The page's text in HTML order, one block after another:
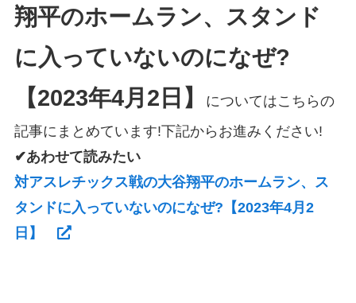
翔平のホームラン、スタンド
に入っていないのになぜ?
【2023年4月2日】
についてはこちらの
記事にまとめています!下記からお進みください!
✔あわせて読みたい
対アスレチックス戦の大谷翔平のホームラン、ス
タンドに入っていないのになぜ?【2023年4月2
日】